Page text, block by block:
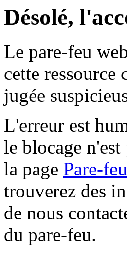
Désolé,
Le pare-feu
cette ressource
jugée
L'erreur est
le blocage
la page Pare-
trouverez des
de nous
du pare-feu.